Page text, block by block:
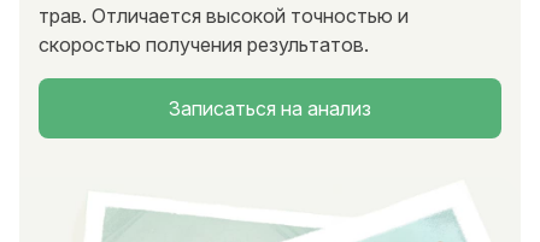
трав. Отличается высокой точностью и
скоростью получения результатов.
Записаться на анализ